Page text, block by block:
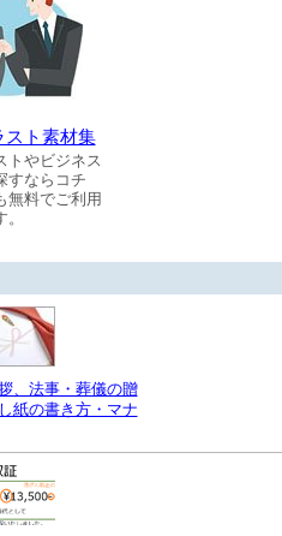
スト素材集
トやビジネス
すならコチ
無料でご利用
、法事・葬儀の贈
紙の書き方・マナ